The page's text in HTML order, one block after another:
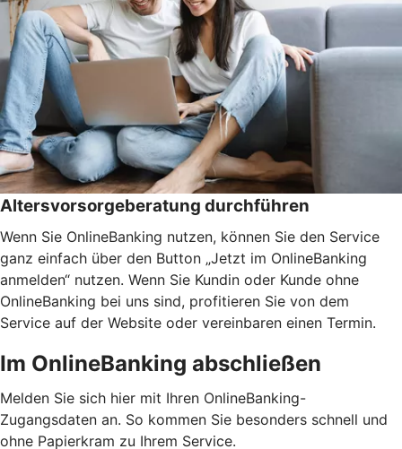
Altersvorsorgeberatung durchführen
Wenn Sie OnlineBanking nutzen, können Sie den Service
ganz einfach über den Button „Jetzt im OnlineBanking
anmelden“ nutzen. Wenn Sie Kundin oder Kunde ohne
OnlineBanking bei uns sind, profitieren Sie von dem
Service auf der Website oder vereinbaren einen Termin.
Im OnlineBanking abschließen
Melden Sie sich hier mit Ihren OnlineBanking-
Zugangsdaten an. So kommen Sie besonders schnell und
ohne Papierkram zu Ihrem Service.